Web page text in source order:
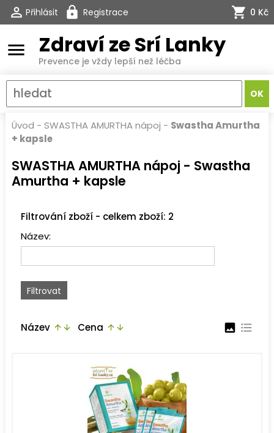
Přihlásit Registrace 0 Kč
menu Zdraví ze Srí Lanky
Prevence je vždy lepší než léčba
Úvod - SWASTHA AMURTHA nápoj - Swastha Amurtha
+ kapsle
SWASTHA AMURTHA nápoj - Swastha
Amurtha + kapsle
Filtrování zboží - celkem zboží: 2
Název:
Název arrow_upward arrow_downward Cena arrow_upward arrow_downward image format_list_bulleted